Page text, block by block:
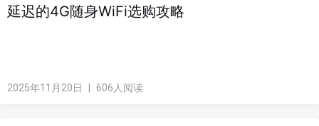
延迟的4G随身WiFi选购攻略
2025年11月20日 606人阅读